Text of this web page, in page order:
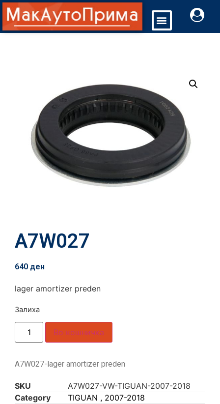
A7W027
640 ден
lager amortizer preden
Залиха
Во кошничка
A7W027-lager amortizer preden
SKU
A7W027-VW-TIGUAN-2007-2018
Category
TIGUAN , 2007-2018